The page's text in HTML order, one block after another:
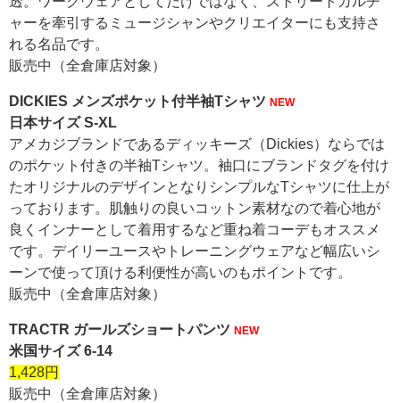
ャーを牽引するミュージシャンやクリエイターにも支持さ
れる名品です。
販売中（全倉庫店対象）
DICKIES メンズポケット付半袖Tシャツ NEW
日本サイズ S-XL
アメカジブランドであるディッキーズ（Dickies）ならでは
のポケット付きの半袖Tシャツ。袖口にブランドタグを付け
たオリジナルのデザインとなりシンプルなTシャツに仕上が
っております。肌触りの良いコットン素材なので着心地が
良くインナーとして着用するなど重ね着コーデもオススメ
です。デイリーユースやトレーニングウェアなど幅広いシ
ーンで使って頂ける利便性が高いのもポイントです。
販売中（全倉庫店対象）
TRACTR ガールズショートパンツ NEW
米国サイズ 6-14
1,428円
販売中（全倉庫店対象）